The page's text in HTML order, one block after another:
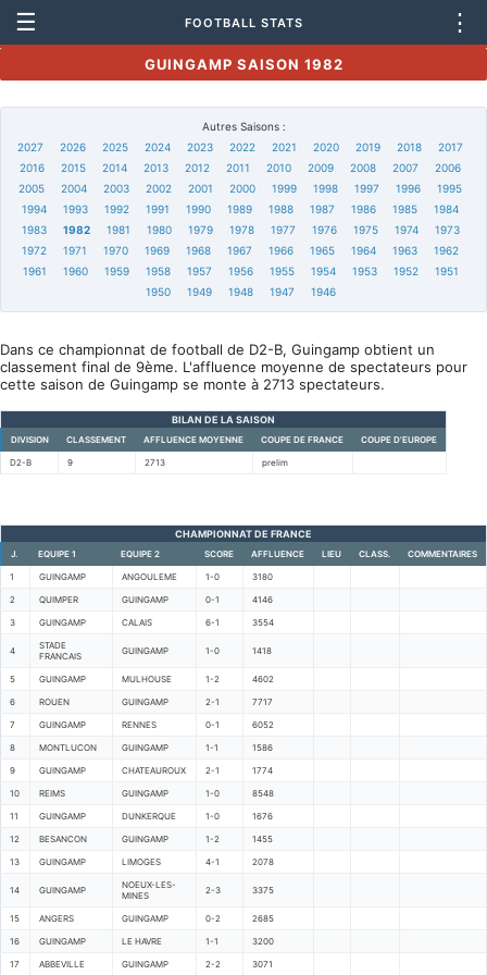
☰ FOOTBALL STATS ⋮
GUINGAMP SAISON 1982
Autres Saisons :
2027
2026 2025 2024 2023 2022 2021 2020 2019 2018
2017
2016
2015 2014 2013 2012 2011 2010 2009 2008 2007
2006
2005
2004 2003 2002 2001 2000 1999 1998 1997 1996
1995
1994
1993 1992 1991 1990 1989 1988 1987 1986 1985
1984
1983
1982 1981 1980 1979 1978 1977 1976 1975 1974
1973
1972
1971 1970 1969 1968 1967 1966 1965 1964 1963
1962
1961
1960 1959 1958 1957 1956 1955 1954 1953 1952
1951
1950
1949 1948 1947 1946
Dans ce championnat de football de D2-B, Guingamp obtient un
classement final de 9ème. L'affluence moyenne de spectateurs pour
cette saison de Guingamp se monte à 2713 spectateurs.
BILAN DE LA SAISON
DIVISION CLASSEMENT AFFLUENCE MOYENNE COUPE DE FRANCE COUPE D'EUROPE
D2-B 9 2713 prelim
CHAMPIONNAT DE FRANCE
J. EQUIPE 1 EQUIPE 2 SCORE AFFLUENCE LIEU CLASS. COMMENTAIRES
1 GUINGAMP ANGOULEME 1-0 3180
2 QUIMPER GUINGAMP 0-1 4146
3 GUINGAMP CALAIS 6-1 3554
4
STADE
FRANCAIS
GUINGAMP 1-0 1418
5 GUINGAMP MULHOUSE 1-2 4602
6 ROUEN GUINGAMP 2-1 7717
7 GUINGAMP RENNES 0-1 6052
8 MONTLUCON GUINGAMP 1-1 1586
9 GUINGAMP CHATEAUROUX 2-1 1774
10 REIMS GUINGAMP 1-0 8548
11 GUINGAMP DUNKERQUE 1-0 1676
12 BESANCON GUINGAMP 1-2 1455
13 GUINGAMP LIMOGES 4-1 2078
14 GUINGAMP
NOEUX-LES-
MINES
2-3 3375
15 ANGERS GUINGAMP 0-2 2685
16 GUINGAMP LE HAVRE 1-1 3200
17 ABBEVILLE GUINGAMP 2-2 3071